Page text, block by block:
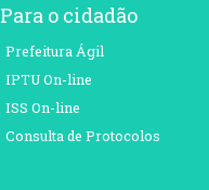
Para o cidadão
Prefeitura Ágil
IPTU On-line
ISS On-line
Consulta de Protocolos